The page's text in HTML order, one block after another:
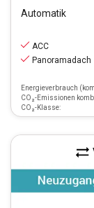
Automatik
ACC
Panoramadach
Energieverbrauch
CO₂-Emissionen
CO₂-Klasse: